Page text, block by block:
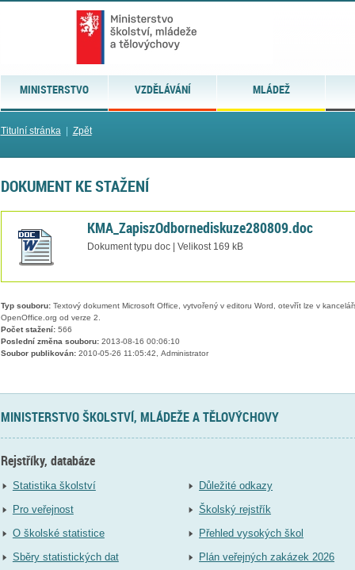
MINISTERSTVO VZDĚLÁVÁNÍ MLÁDEŽ
Titulní stránka| Zpět
DOKUMENT KE STAŽENÍ
KMA_ZapiszOdbornediskuze280809.doc
Dokument typu doc | Velikost 169 kB
Typ souboru:Textový dokument Microsoft Office, vytvořený v editoru Word, otevřít lze v
OpenOffice.org od verze 2.
Počet stažení:566
Poslední změna souboru:2013-08-16 00:06:10
Soubor publikován:2010-05-26 11:05:42, Administrator
MINISTERSTVO ŠKOLSTVÍ, MLÁDEŽE A TĚLOVÝCHOVY
Rejstříky, databáze
Statistika školství
Pro veřejnost
O školské statistice
Sběry statistických dat
Důležité odkazy
Školský rejstřík
Přehled vysokých škol
Plán veřejných zakázek 2026